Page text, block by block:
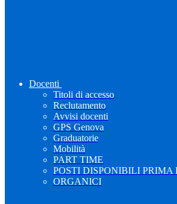
Docenti
Titoli di accesso
Reclutamento
Avvisi docenti
GPS Genova
Graduatorie
Mobilità
PART TIME
POSTI DISPONIBILI
ORGANICI